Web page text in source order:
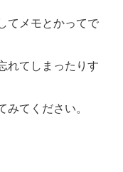
てメモとかってで
れてしまったりす
みてください。